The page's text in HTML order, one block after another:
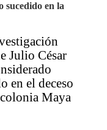
sucedido en la
Julio César
en el deceso
Maya